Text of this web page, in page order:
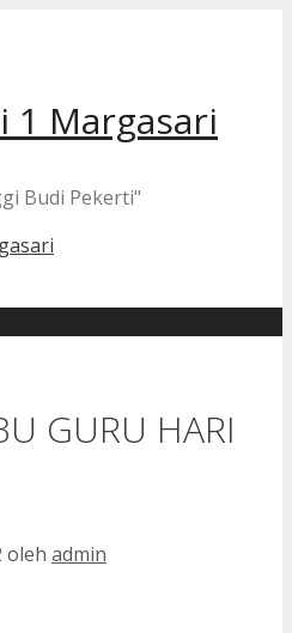
1 Margasari
Budi Pekerti"
GURU HARI
oleh admin